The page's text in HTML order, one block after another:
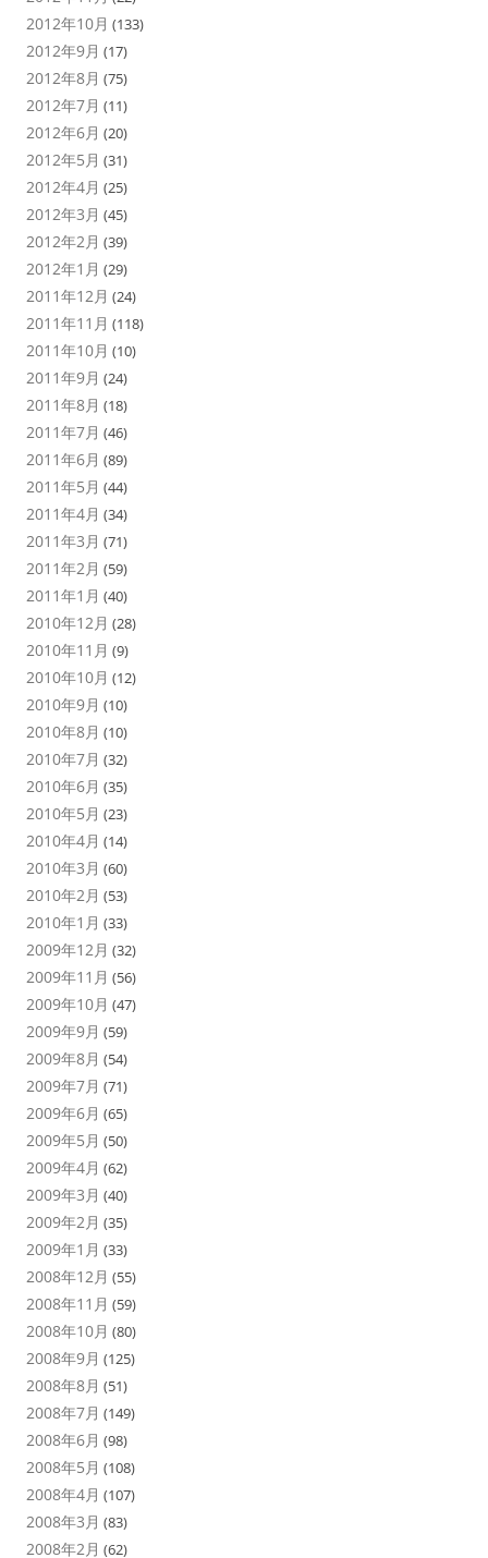
2012年10月 (133)
2012年9月 (17)
2012年8月 (75)
2012年7月 (11)
2012年6月 (20)
2012年5月 (31)
2012年4月 (25)
2012年3月 (45)
2012年2月 (39)
2012年1月 (29)
2011年12月 (24)
2011年11月 (118)
2011年10月 (10)
2011年9月 (24)
2011年8月 (18)
2011年7月 (46)
2011年6月 (89)
2011年5月 (44)
2011年4月 (34)
2011年3月 (71)
2011年2月 (59)
2011年1月 (40)
2010年12月 (28)
2010年11月 (9)
2010年10月 (12)
2010年9月 (10)
2010年8月 (10)
2010年7月 (32)
2010年6月 (35)
2010年5月 (23)
2010年4月 (14)
2010年3月 (60)
2010年2月 (53)
2010年1月 (33)
2009年12月 (32)
2009年11月 (56)
2009年10月 (47)
2009年9月 (59)
2009年8月 (54)
2009年7月 (71)
2009年6月 (65)
2009年5月 (50)
2009年4月 (62)
2009年3月 (40)
2009年2月 (35)
2009年1月 (33)
2008年12月 (55)
2008年11月 (59)
2008年10月 (80)
2008年9月 (125)
2008年8月 (51)
2008年7月 (149)
2008年6月 (98)
2008年5月 (108)
2008年4月 (107)
2008年3月 (83)
2008年2月 (62)